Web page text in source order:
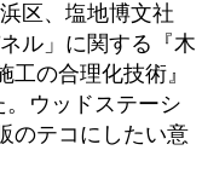
区、塩地博文社
ル」に関する『木
の合理化技術』
ウッドステーシ
のテコにしたい意